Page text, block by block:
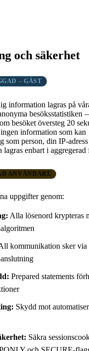
och säkerhet
– GÄST
information lagras på
besöksstatistiken
besöket översteg 20
information som kan
som person, din IP-
lagras enbart i aggregerad
ANVÄNDARE
uppgifter genom:
Alla lösenord krypteras
kommunikation sker via
Prepared statements
Skydd mot
Säkra